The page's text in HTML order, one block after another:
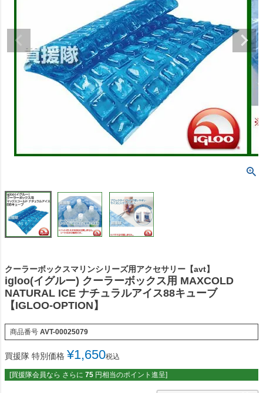
クーラーボックスマリンシリーズ用アクセサリー【avt】
igloo(イグルー) クーラーボックス用 MAXCOLD
NATURAL ICE ナチュラルアイス88キューブ
【IGLOO-OPTION】
商品番号 AVT-00025079
買援隊 特別価格 ¥1,650税込
[買援隊会員なら さらに 75 円相当のポイント進呈]